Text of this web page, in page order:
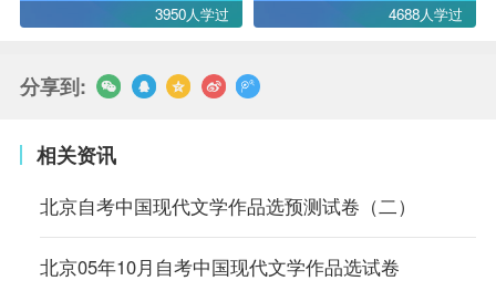
3950人学过 4688人学过
分享到:
相关资讯
北京自考中国现代文学作品选预测试卷（二）
北京05年10月自考中国现代文学作品选试卷